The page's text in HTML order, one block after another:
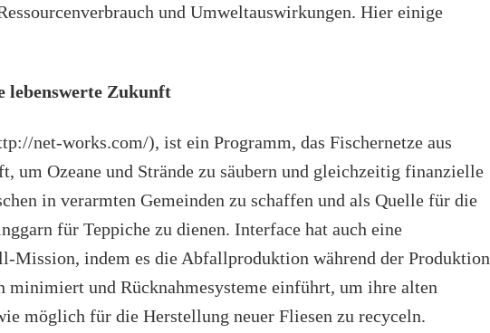
und Umweltauswirkungen. Hier einige
lebenswerte Zukunft
net-works.com/), ist ein Programm, das Fischernetze aus
um Ozeane und Strände zu säubern und gleichzeitig finanzielle
in verarmten Gemeinden zu schaffen und als Quelle für die
für Teppiche zu dienen. Interface hat auch eine
Mission, indem es die Abfallproduktion während der Produktion
minimiert und Rücknahmesysteme einführt, um ihre alten
möglich für die Herstellung neuer Fliesen zu recyceln.